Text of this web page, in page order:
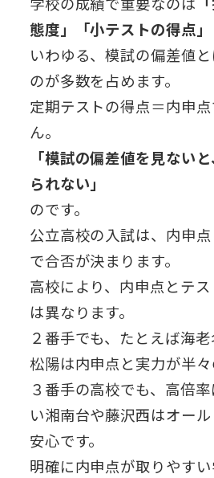
態度」「小テストの得点」
いわゆる、模試の偏差値
のが多数を占めます。
定期テストの得点＝内申
ん。
「模試の偏差値を見ない
られない」
のです。
公立高校の入試は、内申
で合否が決まります。
高校により、内申点とテ
は異なります。
２番手でも、たとえば海老
松陽は内申点と実力が半々
３番手の高校でも、高倍
い湘南台や藤沢西はオー
安心です。
明確に内申点が取りやす